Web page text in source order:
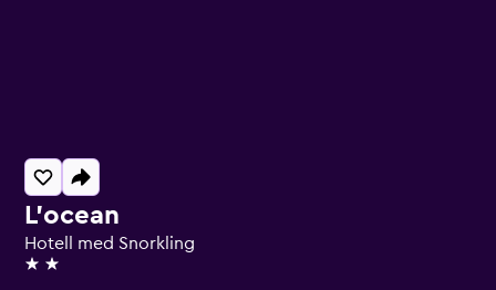
L'ocean
Hotell med Snorkling
2 stjärnor